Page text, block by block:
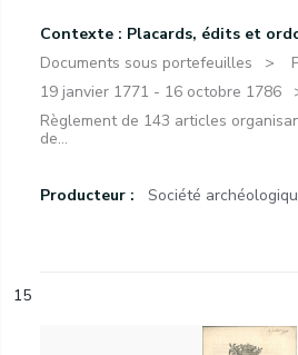
Contexte : Placards, édits et
Documents sous portefeuilles
19 janvier 1771 - 16 octobre 1786
Règlement de 143 articles
de...
Producteur : Société
15